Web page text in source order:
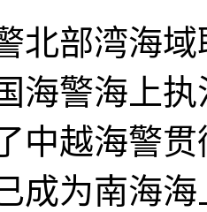
部湾海域
海警海上
中越海警
成为南海